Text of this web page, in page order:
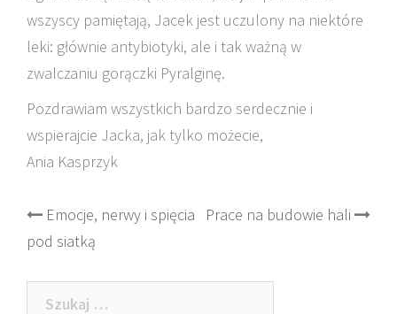
wszyscy pamiętają, Jacek jest uczulony na niektóre
leki: głównie antybiotyki, ale i tak ważną w
zwalczaniu gorączki Pyralginę.
Pozdrawiam wszystkich bardzo serdecznie i
wspierajcie Jacka, jak tylko możecie,
Ania Kasprzyk
Post
navigation
Emocje, nerwy i spięcia
pod siatką
Prace na budowie hali
Szukaj: